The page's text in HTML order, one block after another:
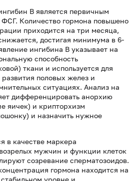
В является первичным
Количество гормона повышено
приходится на три месяца,
достигая минимума в 6-
ингибина В указывает на
способность
ткани и используется для
половых желез и
ситуациях. Анализ на
дифференцировать анорхию
яичек) и крипторхизм
и назначить нужное
в качестве маркера
мужчин и функции клеток
созревание сперматозоидов.
гормона находится на